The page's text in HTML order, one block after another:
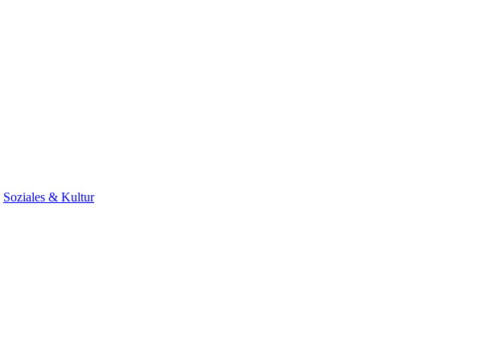
Soziales & Kultur